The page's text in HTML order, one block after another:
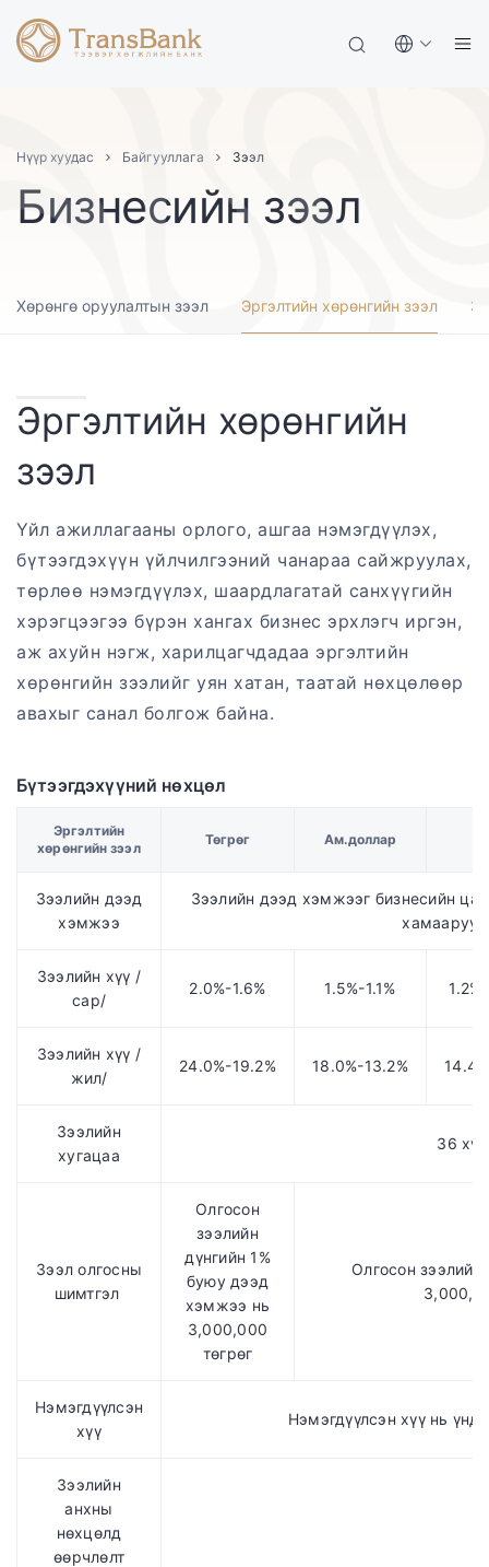
Нүүр хуудас Байгууллага Зээл
Бизнесийн зээл
Хөрөнгө оруулалтын зээл Эргэлтийн хөрөнгийн зээл
Эргэлтийн хөрөнгийн
зээл
Үйл ажиллагааны орлого, ашгаа нэмэгдүүлэх,
бүтээгдэхүүн үйлчилгээний чанараа сайжруулах,
төрлөө нэмэгдүүлэх, шаардлагатай санхүүгийн
хэрэгцээгээ бүрэн хангах бизнес эрхлэгч иргэн,
аж ахуйн нэгж, харилцагчдадаа эргэлтийн
хөрөнгийн зээлийг уян хатан, таатай нөхцөлөөр
авахыг санал болгож байна.
Бүтээгдэхүүний нөхцөл
Эргэлтийн
хөрөнгийн зээл
Төгрөг Ам.доллар
Зээлийн дээд
хэмжээ
Зээлийн дээд хэмжээг бизнесийн
Зээлийн хүү /
сар/
2.0%-1.6% 1.5%-1.1%
Зээлийн хүү /
жил/
24.0%-19.2% 18.0%-13.2%
Зээлийн
хугацаа
36
Зээл олгосны
шимтгэл
Олгосон
зээлийн
дүнгийн 1%
буюу дээд
хэмжээ нь
3,000,000
төгрөг
Олгосон
Нэмэгдүүлсэн
хүү
Нэмэгдүүлсэн хүү нь
Зээлийн
анхны
нөхцөлд
өөрчлөлт